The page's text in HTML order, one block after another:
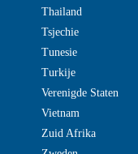
Thailand
Tsjechie
Tunesie
Turkije
Verenigde Staten
Vietnam
Zuid Afrika